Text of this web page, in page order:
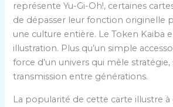
représente Yu-Gi-Oh!, certaines
de dépasser leur fonction originelle
une culture entière. Le Token Kaiba
illustration. Plus qu’un simple
force d’un univers qui mêle stratégie,
transmission entre générations.
La popularité de cette carte illustre